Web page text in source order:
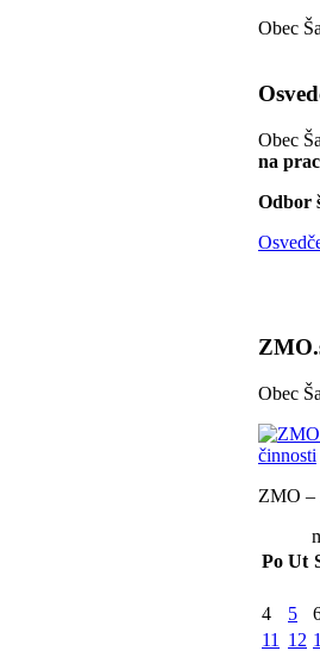
Obec
Obec
na
Odbor
Obec
ZMO –
Po Ut
4
5
11
12